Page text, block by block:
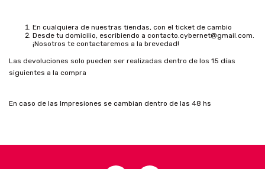
En cualquiera de nuestras tiendas, con el ticket de cambio
Desde tu domicilio, escribiendo a contacto.cybernet@gmail.com
¡Nosotros te contactaremos a la brevedad!
Las devoluciones solo pueden ser realizadas dentro de los 15 días
siguientes a la compra
En caso de las Impresiones se cambian dentro de las 48 hs